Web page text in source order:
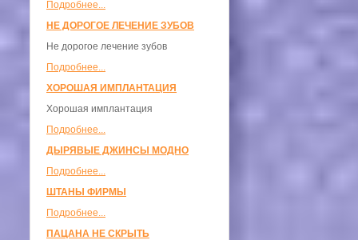
Подробнее...
НЕ ДОРОГОЕ ЛЕЧЕНИЕ ЗУБОВ
Не дорогое лечение зубов
Подробнее...
ХОРОШАЯ ИМПЛАНТАЦИЯ
Хорошая имплантация
Подробнее...
ДЫРЯВЫЕ ДЖИНСЫ МОДНО
Подробнее...
ШТАНЫ ФИРМЫ
Подробнее...
ПАЦАНА НЕ СКРЫТЬ